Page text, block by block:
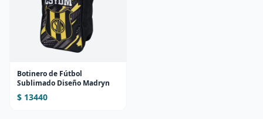
Botinero de Fútbol
Sublimado Diseño Madryn
$ 13440